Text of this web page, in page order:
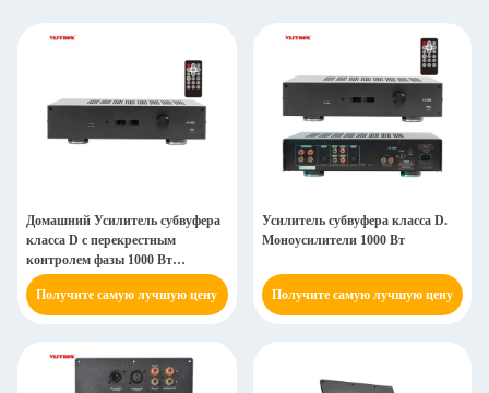
Домашний Усилитель субвуфера
класса D с перекрестным
контролем фазы 1000 Вт
Усилитель мощности субвуфера
Получите самую лучшую цену
Усилитель субвуфера класса D.
Моноусилители 1000 Вт
Получите самую лучшую цену